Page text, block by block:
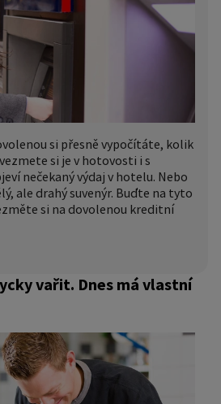
si přesně vypočítáte, kolik
si je v hotovosti i s
nečekaný výdaj v hotelu. Nebo
ale drahý suvenýr. Buďte na tyto
si na dovolenou kreditní
vařit. Dnes má vlastní